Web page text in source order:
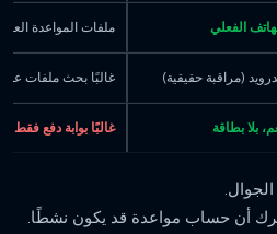
الفعلي ملفات المواعدة
(مراقبة حقيقية) غالبًا بحث ملفات
بلا بطاقة غالبًا بوابة دفع فقط
أن حساب مواعدة قد يكون نشطًا.